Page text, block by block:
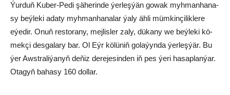
Ýurduň Ku­ber-Pe­di şä­he­rin­de ýer­leş­ýän go­wak myh­man­ha­na­
sy beý­le­ki ada­ty myh­man­ha­na­lar ýa­ly äh­li müm­kin­çi­lik­le­re
eýe­dir. Onuň res­to­ra­ny, mej­lis­ler za­ly, dü­ka­ny we beý­le­ki kö­
mek­çi des­ga­la­ry bar. Ol Eýr kö­lü­niň go­la­ýyn­da ýer­leş­ýär. Bu
ýer Awst­ra­li­ýa­nyň de­ňiz de­re­je­sin­den iň pes ýe­ri ha­sap­lan­ýar.
Ota­gyň ba­ha­sy 160 dol­lar.